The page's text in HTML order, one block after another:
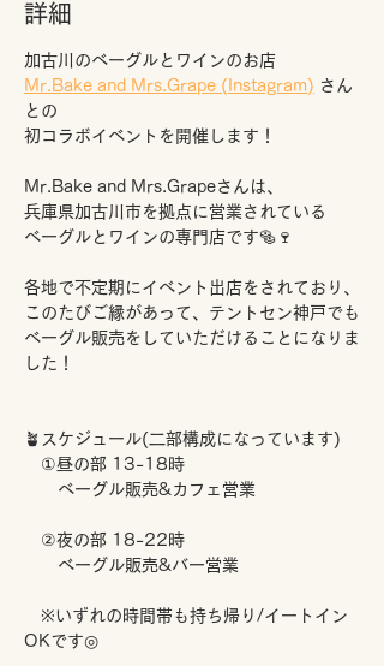
詳細
加古川のベーグルとワインのお店
Mr.Bake and Mrs.Grape (Instagram) さん
との
初コラボイベントを開催します！
Mr.Bake and Mrs.Grapeさんは、
兵庫県加古川市を拠点に営業されている
ベーグルとワインの専門店です🥯🍷
各地で不定期にイベント出店をされており、
このたびご縁があって、テントセン神戸でも
ベーグル販売をしていただけることになりま
した！
🪴スケジュール(二部構成になっています)
①昼の部 13-18時
ベーグル販売&カフェ営業
②夜の部 18-22時
ベーグル販売&バー営業
※いずれの時間帯も持ち帰り/イートイン
OKです◎